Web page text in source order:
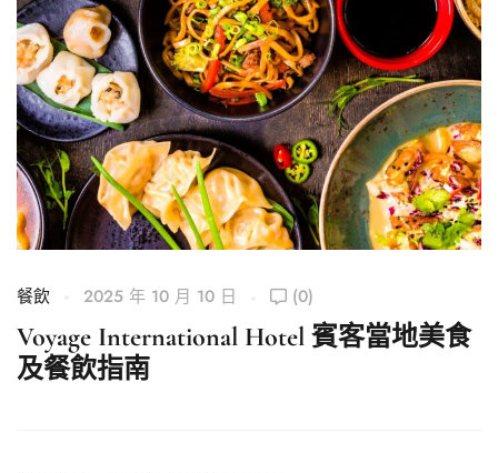
餐飲 2025 年 10 月 10 日 (0)
Voyage International Hotel 賓客當地美食
及餐飲指南